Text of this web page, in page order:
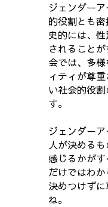
ジェンダー
的役割とも
史的には、
されること
会では、多
ィティが尊
い社会的役
す。
ジェンダー
人が決める
感じるかが
だけではわか
決めつけず
ね。